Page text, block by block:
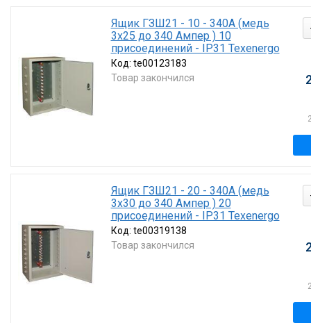
Ящик ГЗШ21 - 10 - 340А (медь
3х25 до 340 Ампер ) 10
присоединений - IP31 Texenergo
Код: te00123183
Товар закончился
Ящик ГЗШ21 - 20 - 340А (медь
3х30 до 340 Ампер ) 20
присоединений - IP31 Texenergo
Код: te00319138
Товар закончился